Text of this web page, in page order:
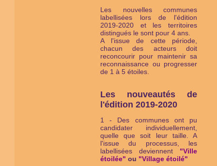
Les nouvelles communes
labellisées lors de l'édition
2019-2020 et les territoires
distingués le sont pour 4 ans.
A l'issue de cette période,
chacun des acteurs doit
reconcourir pour maintenir sa
reconnaissance ou progresser
de 1 à 5 étoiles.
Les nouveautés de
l'édition 2019-2020
1 - Des communes ont pu
candidater individuellement,
quelle que soit leur taille. A
l'issue du processus, les
labellisées deviennent "Ville
étoilée" ou "Village étoilé"